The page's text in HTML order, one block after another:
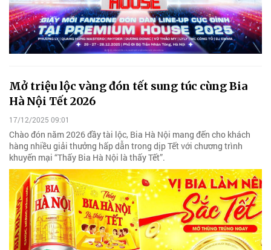
Mở triệu lộc vàng đón tết sung túc cùng Bia
Hà Nội Tết 2026
17/12/2025 09:01
Chào đón năm 2026 đầy tài lộc, Bia Hà Nội mang đến cho khách
hàng nhiều giải thưởng hấp dẫn trong dịp Tết với chương trình
khuyến mại “Thấy Bia Hà Nội là thấy Tết”.